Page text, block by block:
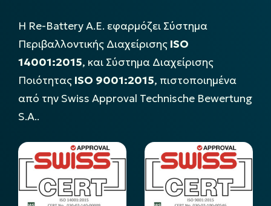
Η Re-Battery Α.Ε. εφαρμόζει Σύστημα
Περιβαλλοντικής Διαχείρισης ISO
14001:2015, και Σύστημα Διαχείρισης
Ποιότητας ISO 9001:2015, πιστοποιημένα
από την Swiss Approval Technische Bewertung
S.A..